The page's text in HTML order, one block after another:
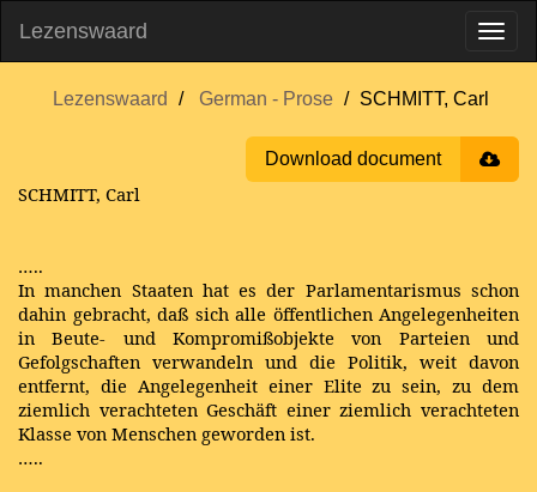
Lezenswaard
Lezenswaard German - Prose SCHMITT, Carl
Download document
SCHMITT, Carl
…..
In manchen Staaten hat es der Parlamentarismus schon
dahin gebracht, daß sich alle öffentlichen Angelegenheiten
in Beute- und Kompromißobjekte von Parteien und
Gefolgschaften verwandeln und die Politik, weit davon
entfernt, die Angelegenheit einer Elite zu sein, zu dem
ziemlich verachteten Geschäft einer ziemlich verachteten
Klasse von Menschen geworden ist.
…..